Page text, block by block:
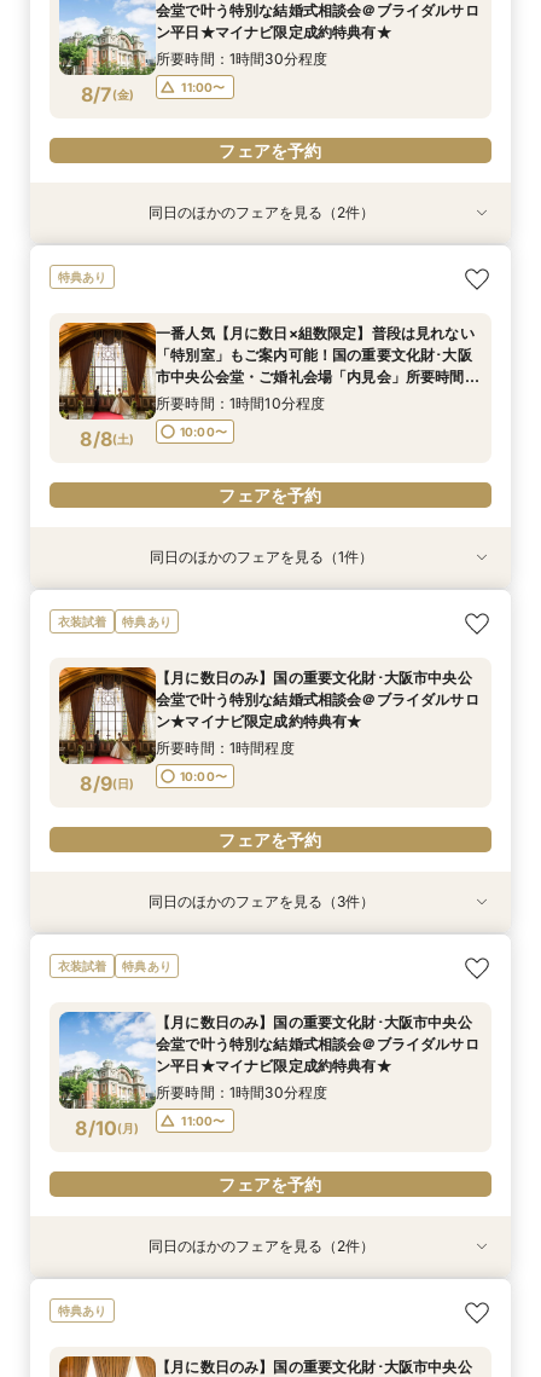
8/7(金)
会堂で叶う特別な結婚式相談会＠ブライダルサロ
ン平日★マイナビ限定成約特典有★
所要時間：1時間30分程度
11:00〜
フェアを予約
特典あり
8/7(金)
【フォト相談会】国の重要文化財･大阪市中央公
会堂で叶えるフォトウエディング相談会＠ブライ
所要時間：1時間程度
10:00〜
フェアを予約
8/7(金)
【月に数日のみ】国の重要文化財･大阪市中央公
会堂で叶う特別な結婚式相談会＠オンライン★マ
所要時間：1時間程度
11:00〜
フェアを予約
同日のほかのフェアを見る（2件）
特典あり
8/8(土)
一番人気【月に数日×組数限定】普段は見れない
「特別室」もご案内可能！国の重要文化財･大阪
市中央公会堂・ご婚礼会場「内見会」所要時間75
分・短時間で相談・見学可能クイックフェア
所要時間：1時間10分程度
10:00〜
フェアを予約
8/8(土)
【大切なご家族と】15名様71万～国の重要文化
財･大阪のシンボル「大阪市中央公会堂」で叶え
所要時間：1時間程度
10:00〜
フェアを予約
同日のほかのフェアを見る（1件）
衣装試着 特典あり
8/9(日)
【月に数日のみ】国の重要文化財･大阪市中央公
会堂で叶う特別な結婚式相談会＠ブライダルサロ
ン★マイナビ限定成約特典有★
所要時間：1時間程度
10:00〜
フェアを予約
特典あり
8/9(日)
【フォト＋会食・相談会】国の重要文化財･大阪
市中央公会堂で叶えるフォトウエディング相談会
所要時間：3時間程度
10:00〜
フェアを予約
8/9(日)
【月に数日のみ】国の重要文化財･大阪市中央公
会堂で叶う特別な結婚式相談会＠オンライン★マ
所要時間：1時間程度
11:00〜
フェアを予約
特典あり
8/9(日)
【フォト相談会】国の重要文化財･大阪市中央公
会堂で叶えるフォトウエディング相談会＠ブライ
所要時間：1時間程度
10:00〜
フェアを予約
同日のほかのフェアを見る（3件）
衣装試着 特典あり
8/10(月)
【月に数日のみ】国の重要文化財･大阪市中央公
会堂で叶う特別な結婚式相談会＠ブライダルサロ
ン平日★マイナビ限定成約特典有★
所要時間：1時間30分程度
11:00〜
フェアを予約
特典あり
【フォト相談会】国の重要文化財･大阪市中央公
会堂で叶えるフォトウエディング相談会＠ブライ
【月に数日のみ】国の重要文化財･大阪市中央公
会堂で叶う特別な結婚式相談会＠オンライン★マ
同日のほかのフェアを見る（2件）
特典あり
【月に数日のみ】国の重要文化財･大阪市中央公